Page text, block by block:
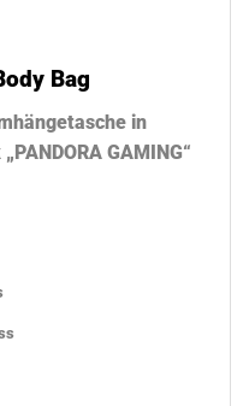
Bag
in
GAMING“